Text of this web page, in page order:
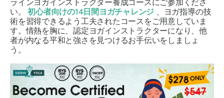
ラインヨガインストラクター養成コースにご参加くださ
い。
初心者向けの14日間ヨガチャレンジ 、ヨガ指導の技
術を習得できるよう工夫されたコースをご用意していま
す。情熱を胸に、認定ヨガインストラクターになり、他
者が内なる平和と強さを見つけるお手伝いをしましょ
う。